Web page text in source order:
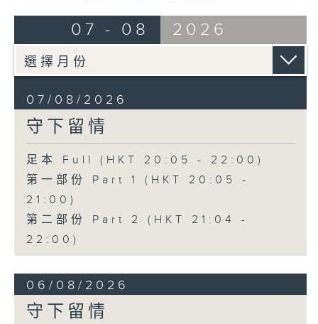
07 - 08 2026
07/08/2026
守下留情
足本 Full (HKT 20:05 - 22:00)
第一部份 Part 1 (HKT 20:05 -
21:00)
第二部份 Part 2 (HKT 21:04 -
22:00)
06/08/2026
守下留情